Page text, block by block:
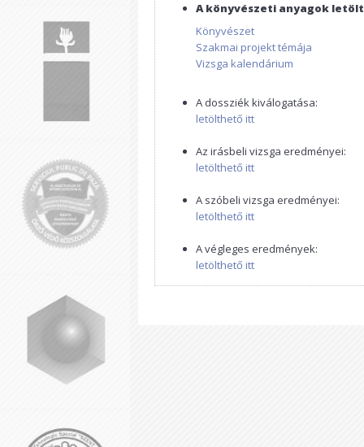
A könyvészeti anyagok
Könyvészet
Szakmai projekt témája
Vizsga kalendárium
A dossziék kiválogatása:
letölthető itt
Az irásbeli vizsga eredményei:
letölthető itt
A szóbeli vizsga eredményei:
letölthető itt
A végleges eredmények:
letölthető itt